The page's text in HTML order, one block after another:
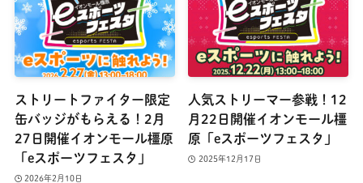
ストリートファイター限定
缶バッジがもらえる！2月
27日開催イオンモール橿原
「eスポーツフェスタ」
2026年2月10日
人気ストリーマー参戦！12
月22日開催イオンモール橿
原「eスポーツフェスタ」
2025年12月17日